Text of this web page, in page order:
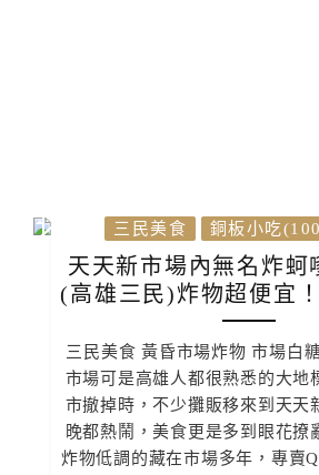
三民美食 銅板小吃
天天新市場內無名炸蚵
(高雄三民)炸物超便宜
三民美食 黃昏市場炸物 市場白
市場可是高雄人都很熟悉的大地
市撤掉時，不少攤販移來到天天
晚都熱鬧，美食更是多到眼花撩
炸物低調的藏在市場多年，專賣